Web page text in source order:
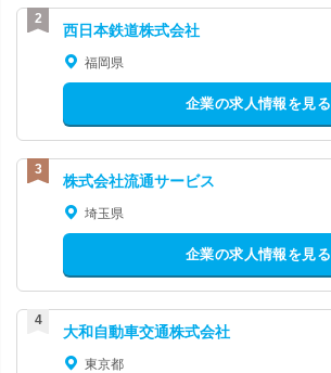
西日本鉄道株式会社
福岡県
企業の求人情報を見る
株式会社流通サービス
埼玉県
企業の求人情報を見る
大和自動車交通株式会社
東京都